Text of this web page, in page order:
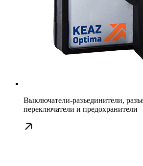
Выключатели-разъединители,
переключатели и предохранители